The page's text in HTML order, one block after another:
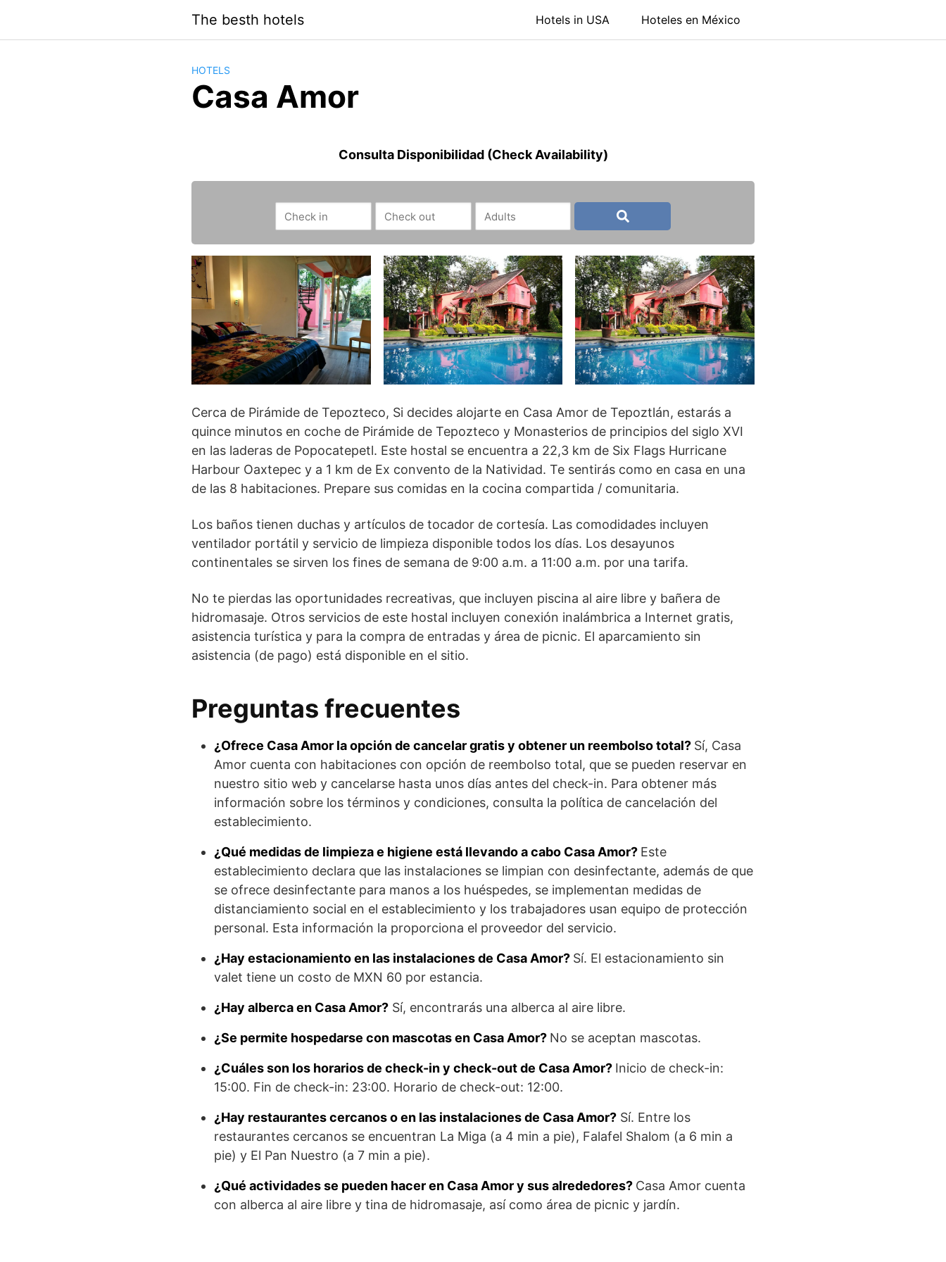
contenido
The besth hotels Hotels in USA Hoteles en México
HOTELS
Casa Amor
Consulta Disponibilidad (Check Availability)
Cerca de Pirámide de Tepozteco, Si decides alojarte en Casa Amor de Tepoztlán, estarás a
quince minutos en coche de Pirámide de Tepozteco y Monasterios de principios del siglo XVI
en las laderas de Popocatepetl. Este hostal se encuentra a 22,3 km de Six Flags Hurricane
Harbour Oaxtepec y a 1 km de Ex convento de la Natividad. Te sentirás como en casa en una
de las 8 habitaciones. Prepare sus comidas en la cocina compartida / comunitaria.
Los baños tienen duchas y artículos de tocador de cortesía. Las comodidades incluyen
ventilador portátil y servicio de limpieza disponible todos los días. Los desayunos
continentales se sirven los fines de semana de 9:00 a.m. a 11:00 a.m. por una tarifa.
No te pierdas las oportunidades recreativas, que incluyen piscina al aire libre y bañera de
hidromasaje. Otros servicios de este hostal incluyen conexión inalámbrica a Internet gratis,
asistencia turística y para la compra de entradas y área de picnic. El aparcamiento sin
asistencia (de pago) está disponible en el sitio.
Preguntas frecuentes
¿Ofrece Casa Amor la opción de cancelar gratis y obtener un reembolso total? Sí, Casa
Amor cuenta con habitaciones con opción de reembolso total, que se pueden reservar en
nuestro sitio web y cancelarse hasta unos días antes del check-in. Para obtener más
información sobre los términos y condiciones, consulta la política de cancelación del
establecimiento.
¿Qué medidas de limpieza e higiene está llevando a cabo Casa Amor? Este
establecimiento declara que las instalaciones se limpian con desinfectante, además de que
se ofrece desinfectante para manos a los huéspedes, se implementan medidas de
distanciamiento social en el establecimiento y los trabajadores usan equipo de protección
personal. Esta información la proporciona el proveedor del servicio.
¿Hay estacionamiento en las instalaciones de Casa Amor? Sí. El estacionamiento sin
valet tiene un costo de MXN 60 por estancia.
¿Hay alberca en Casa Amor? Sí, encontrarás una alberca al aire libre.
¿Se permite hospedarse con mascotas en Casa Amor? No se aceptan mascotas.
¿Cuáles son los horarios de check-in y check-out de Casa Amor? Inicio de check-in:
15:00. Fin de check-in: 23:00. Horario de check-out: 12:00.
¿Hay restaurantes cercanos o en las instalaciones de Casa Amor? Sí. Entre los
restaurantes cercanos se encuentran La Miga (a 4 min a pie), Falafel Shalom (a 6 min a
pie) y El Pan Nuestro (a 7 min a pie).
¿Qué actividades se pueden hacer en Casa Amor y sus alrededores? Casa Amor cuenta
con alberca al aire libre y tina de hidromasaje, así como área de picnic y jardín.